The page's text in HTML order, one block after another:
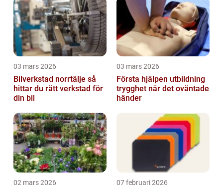
03 mars 2026
Bilverkstad norrtälje så
hittar du rätt verkstad för
din bil
03 mars 2026
Första hjälpen utbildning
trygghet när det oväntade
händer
02 mars 2026 07 februari 2026